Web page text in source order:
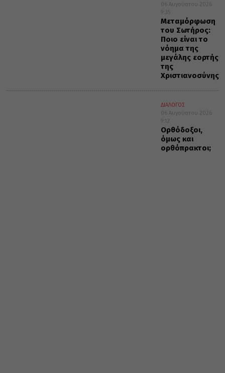
06 Αυγούστου 2026
9:35
Μεταμόρφωση
του Σωτήρος:
Ποιο είναι το
νόημα της
μεγάλης εορτής
της
Χριστιανοσύνης
ΔΙΑΛΟΓΟΣ
06 Αυγούστου 2026
9:12
Ορθόδοξοι,
όμως και
ορθόπρακτοι;